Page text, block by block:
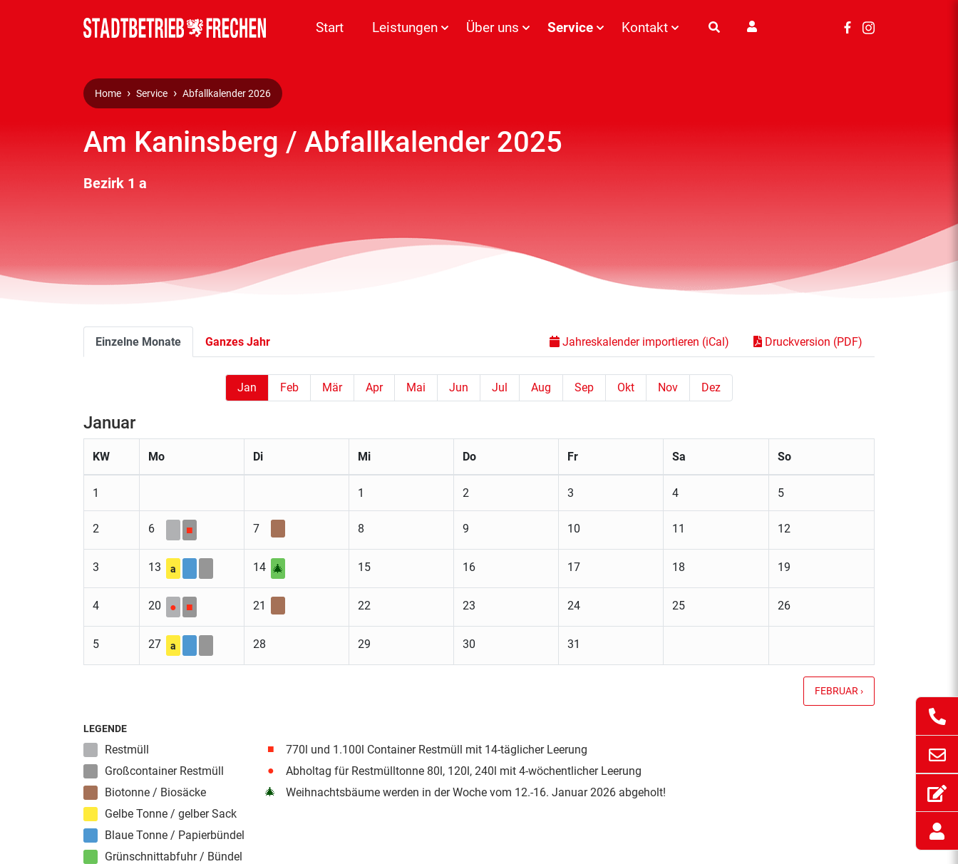
Start Leistungen Über uns Service Kontakt
Home Service Abfallkalender 2026
Am Kaninsberg / Abfallkalender 2025
Bezirk 1 a
Einzelne Monate Ganzes Jahr Jahreskalender importieren (iCal) Druckversion (PDF)
Jan Feb Mär Apr Mai Jun Jul Aug Sep Okt Nov Dez
Januar
KW Mo Di Mi Do Fr Sa So
1 1 2 3 4 5
2 6 ■ 7 8 9 10 11 12
3 13 a 14 🎄 15 16 17 18 19
4 20 ● ■ 21 22 23 24 25 26
5 27 a 28 29 30 31
FEBRUAR ›
LEGENDE
Restmüll
Großcontainer Restmüll
Biotonne / Biosäcke
Gelbe Tonne / gelber Sack
Blaue Tonne / Papierbündel
Grünschnittabfuhr / Bündel
■
770l und 1.100l Container Restmüll mit 14-täglicher Leerung
●
Abholtag für Restmülltonne 80l, 120l, 240l mit 4-wöchentlicher Leerung
🎄 Weihnachtsbäume werden in der Woche vom 12.-16. Januar 2026 abgeholt!